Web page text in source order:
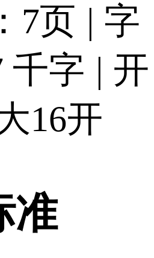
7页 | 字
千字 | 开
16开
准